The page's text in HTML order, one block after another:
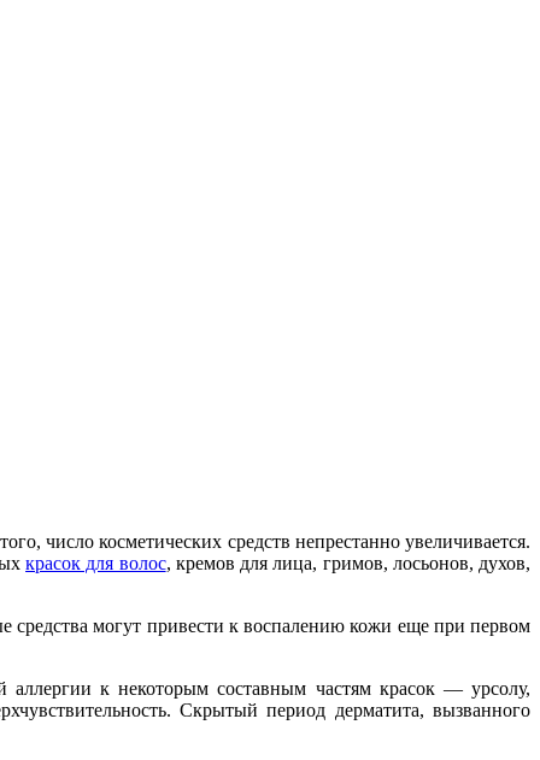
число косметических средств непрестанно увеличивается.
красок для волос, кремов для лица, гримов, лосьонов, духов,
средства могут привести к воспалению кожи еще при первом
к некоторым составным частям красок — урсолу,
Скрытый период дерматита, вызванного